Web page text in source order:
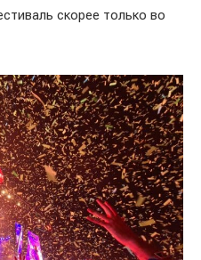
скорее только во